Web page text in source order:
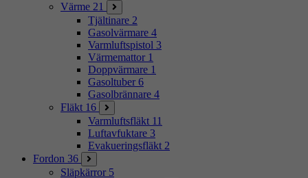
Värme 21
Tjältinare 2
Gasolvärmare 4
Varmluftspistol 3
Värmemattor 1
Doppvärmare 1
Gasoltuber 6
Gasolbrännare 4
Fläkt 16
Varmluftsfläkt 11
Luftavfuktare 3
Evakueringsfläkt 2
Fordon 36
Släpkärror 5